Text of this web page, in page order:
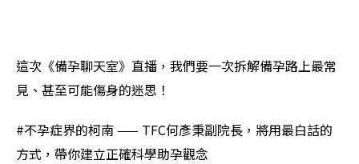
這次《備孕聊天室》直播，我們要一次拆解備孕路上最常
見、甚至可能傷身的迷思！
#不孕症界的柯南 —— TFC何彥秉副院長，將用最白話的
方式，帶你建立正確科學助孕觀念